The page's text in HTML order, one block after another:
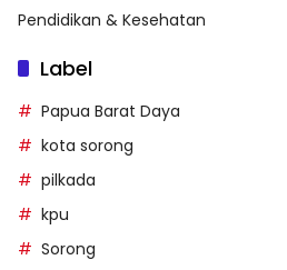
Pendidikan & Kesehatan
Label
Papua Barat Daya
kota sorong
pilkada
kpu
Sorong